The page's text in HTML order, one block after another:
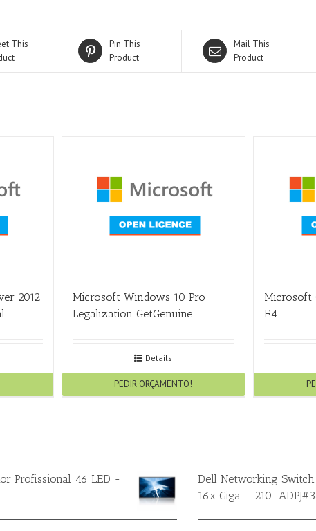
This
Pin This
Product
Mail This
Product
2012
Microsoft Windows 10 Pro
Legalization GetGenuine
Details
PEDIR ORÇAMENTO!
Microsoft
E4
Profissional 46 LED -
Dell Networking Switch
16x Giga - 210-